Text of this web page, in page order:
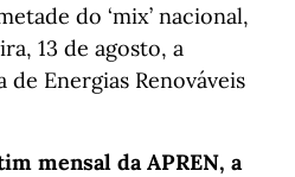
do ‘mix’ nacional,
13 de agosto, a
de Energias Renováveis
mensal da APREN, a